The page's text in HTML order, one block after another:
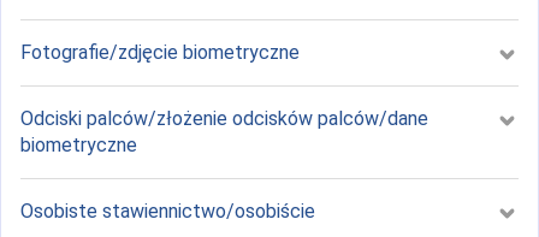
Fotografie/zdjęcie biometryczne
Odciski palców/złożenie odcisków palców/dane
biometryczne
Osobiste stawiennictwo/osobiście